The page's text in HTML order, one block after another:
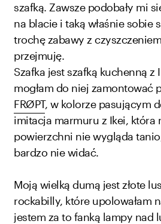
szafką. Zawsze podobały mi
na blacie i taką właśnie sobie
trochę zabawy z
przejmuję.
Szafka jest szafką kuchenną z
mogłam do niej zamontować
FRØPT, w kolorze pasującym
imitacja marmuru z Ikei, która
powierzchni nie wygląda
bardzo nie widać.
Moją wielką dumą jest złote
rockabilly, które upolowałam
jestem za to fanką lampy nad